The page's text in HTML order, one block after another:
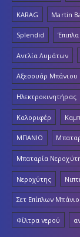
KARAG Martin
Splendid
Αντλία Λυμάτων
Αξεσουάρ Μπάνιου
Ηλεκτροκινητήρας
Καλοριφέρ
ΜΠΑΝΙΟ
Μπαταρία
Νεροχύτης
Σετ Επίπλων
Φίλτρα νερού